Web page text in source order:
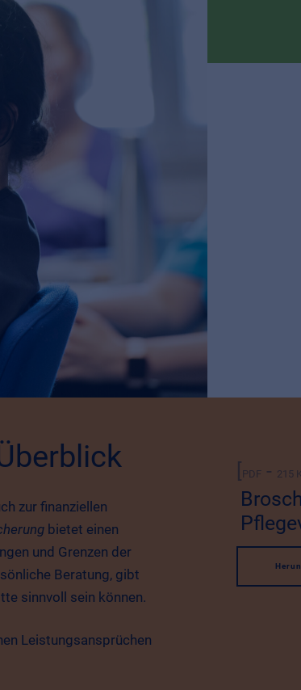
zur finanziellen
bietet einen
und Grenzen der
Beratung, gibt
sinnvoll sein können.
Leistungsansprüchen
[PDF‐ 215